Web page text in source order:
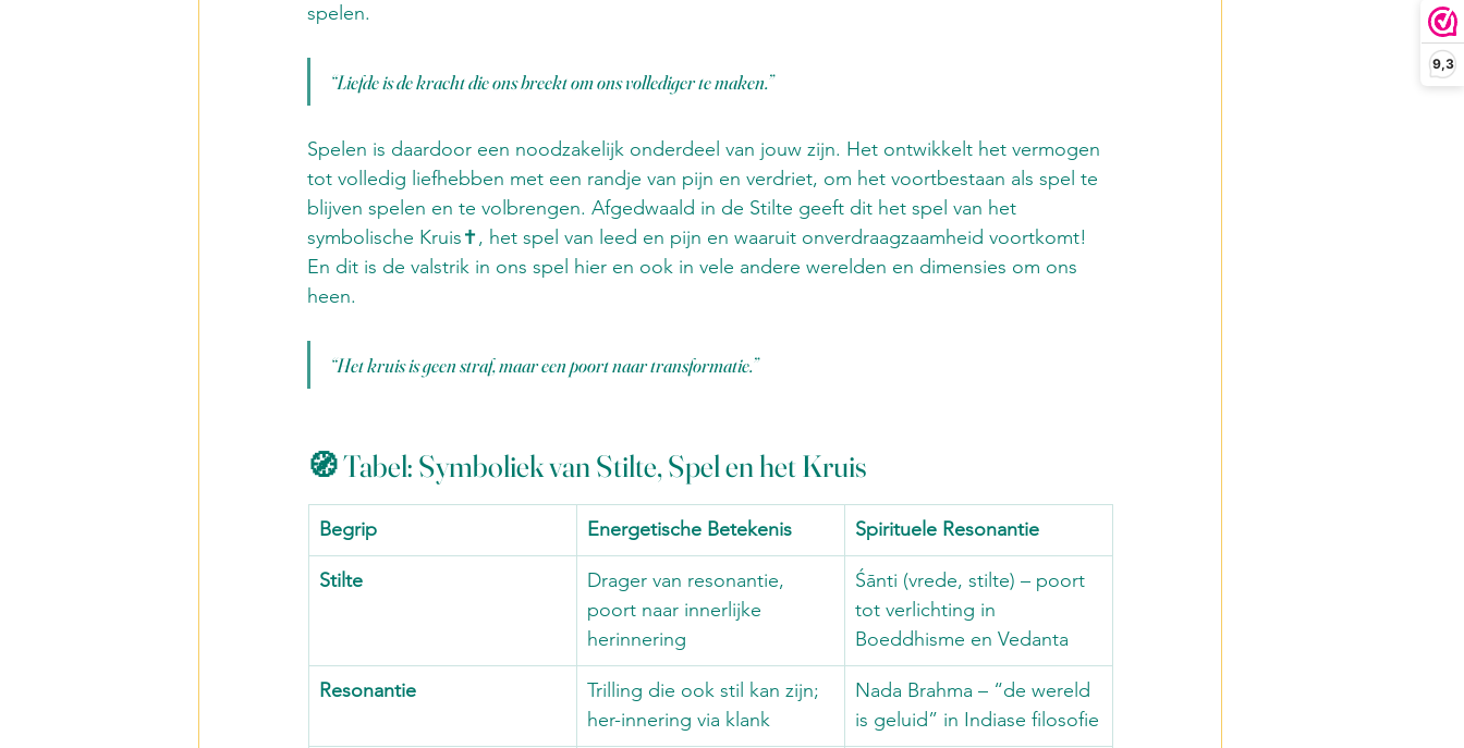
9,3
spelen.
“Liefde is de kracht die ons breekt om ons vollediger te maken.”
Spelen is daardoor een noodzakelijk onderdeel van jouw zijn. Het ontwikkelt het vermogen
tot volledig liefhebben met een randje van pijn en verdriet, om het voortbestaan als spel te
blijven spelen en te volbrengen. Afgedwaald in de Stilte geeft dit het spel van het
symbolische Kruis✝️, het spel van leed en pijn en waaruit onverdraagzaamheid voortkomt!
En dit is de valstrik in ons spel hier en ook in vele andere werelden en dimensies om ons
heen.
“Het kruis is geen straf, maar een poort naar transformatie.”
🧭 Tabel: Symboliek van Stilte, Spel en het Kruis
Begrip Energetische Betekenis Spirituele Resonantie
Stilte
Drager van resonantie,
poort naar innerlijke
herinnering
Śānti (vrede, stilte) – poort
tot verlichting in
Boeddhisme en Vedanta
Resonantie
Trilling die ook stil kan zijn;
her-innering via klank
Nada Brahma – “de wereld
is geluid” in Indiase filosofie